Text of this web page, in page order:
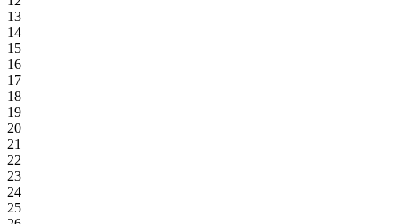
13
14
15
16
17
18
19
20
21
22
23
24
25